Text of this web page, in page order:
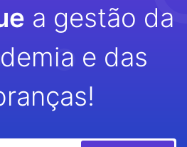
a gestão da
e das